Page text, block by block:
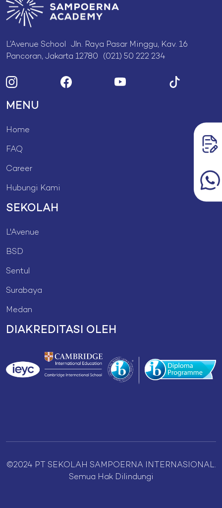
L’Avenue School Jln. Raya Pasar Minggu, Kav. 16
Pancoran, Jakarta 12780 (021) 50 222 234
MENU
Home
FAQ
Career
Hubungi Kami
SEKOLAH
L'Avenue
BSD
Sentul
Surabaya
Medan
DIAKREDITASI OLEH
©2024 PT SEKOLAH SAMPOERNA INTERNASIONAL.
Semua Hak Dilindungi